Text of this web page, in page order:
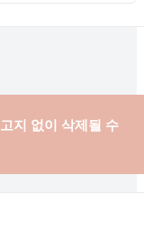
고지 없이 삭제될 수